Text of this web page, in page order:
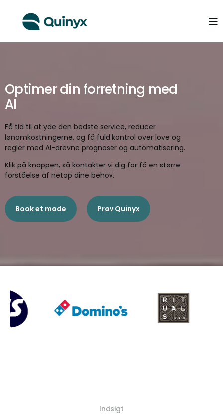
Optimer din forretning med
AI
Få tid til at yde den bedste service, reducer
lønomkostningerne, og få fuld kontrol over love og
regler med AI-drevne prognoser og automatisering.
Klik på knappen, så kontakter vi dig for få en større
forståelse af netop dine behov.
Book et møde Prøv Quinyx
Indsigt